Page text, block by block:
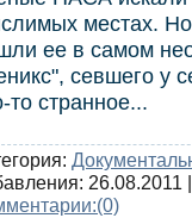
местах.
ее в самом
севшего у
то странное...
26.08.2011
(0)